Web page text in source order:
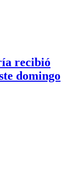
recibió
domingo